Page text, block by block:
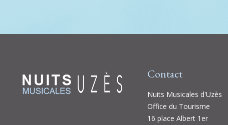
Contact
Nuits Musicales d'Uzès
Office du Tourisme
16 place Albert 1er